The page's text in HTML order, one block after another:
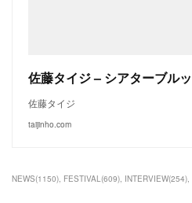
佐藤タイジ
taijinho.com
NEWS(1150) FESTIVAL(609) INTERVIEW(254)